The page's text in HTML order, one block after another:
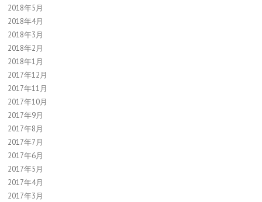
2018年5月
2018年4月
2018年3月
2018年2月
2018年1月
2017年12月
2017年11月
2017年10月
2017年9月
2017年8月
2017年7月
2017年6月
2017年5月
2017年4月
2017年3月